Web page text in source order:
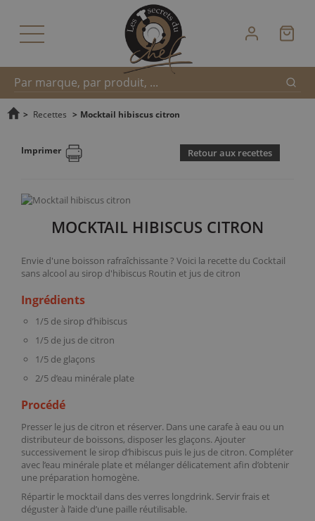
Recherche
rapide
> Recettes > Mocktail hibiscus citron
Imprimer Retour aux recettes
MOCKTAIL HIBISCUS CITRON
Envie d'une boisson rafraîchissante ? Voici la recette du Cocktail
sans alcool au sirop d'hibiscus Routin et jus de citron
Ingrédients
1/5 de sirop d’hibiscus
1/5 de jus de citron
1/5 de glaçons
2/5 d’eau minérale plate
Procédé
Presser le jus de citron et réserver. Dans une carafe à eau ou un
distributeur de boissons, disposer les glaçons. Ajouter
successivement le sirop d’hibiscus puis le jus de citron. Compléter
avec l’eau minérale plate et mélanger délicatement afin d’obtenir
une préparation homogène.
Répartir le mocktail dans desverres longdrink. Servir frais et
déguster à l’aide d’une paille réutilisable.